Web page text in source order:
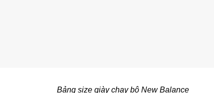
Bảng size giày chạy bộ New Balance